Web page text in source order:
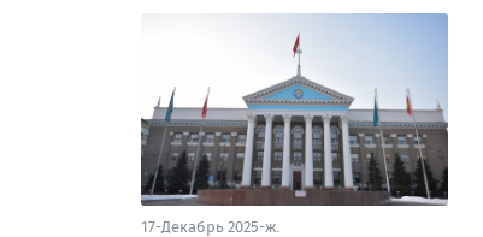
17-Декабрь 2025-ж.